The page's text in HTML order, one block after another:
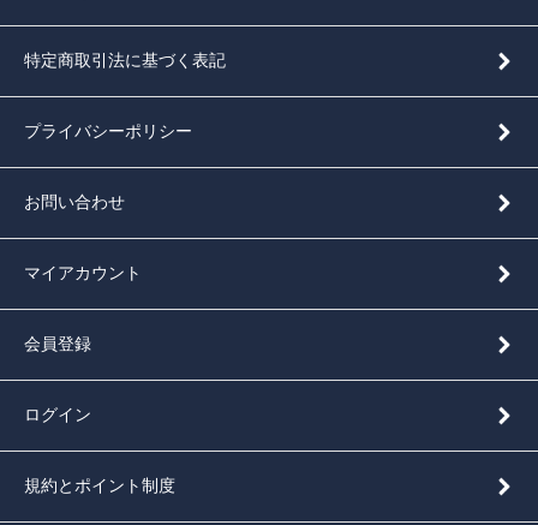
特定商取引法に基づく表記
プライバシーポリシー
お問い合わせ
マイアカウント
会員登録
ログイン
規約とポイント制度